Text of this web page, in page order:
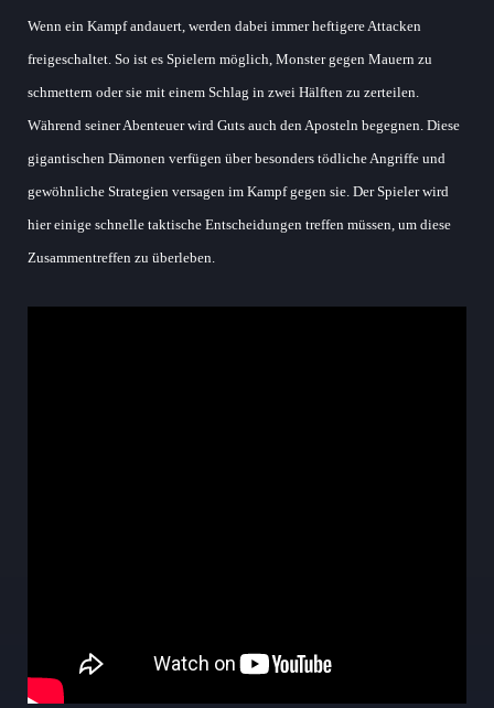
Wenn ein Kampf andauert, werden dabei immer heftigere Attacken
freigeschaltet. So ist es Spielern möglich, Monster gegen Mauern zu
schmettern oder sie mit einem Schlag in zwei Hälften zu zerteilen.
Während seiner Abenteuer wird Guts auch den Aposteln begegnen. Diese
gigantischen Dämonen verfügen über besonders tödliche Angriffe und
gewöhnliche Strategien versagen im Kampf gegen sie. Der Spieler wird
hier einige schnelle taktische Entscheidungen treffen müssen, um diese
Zusammentreffen zu überleben.